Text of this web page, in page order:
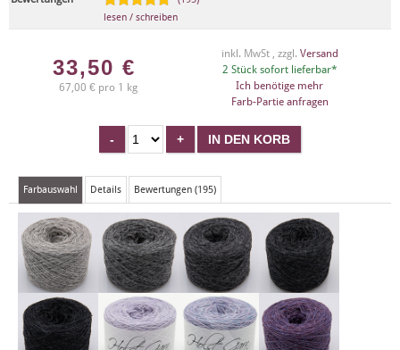
lesen / schreiben
33,50 €
67,00 € pro 1 kg
inkl. MwSt , zzgl. Versand
2 Stück sofort lieferbar*
Ich benötige mehr
Farb-Partie anfragen
Farbauswahl Details Bewertungen (195)